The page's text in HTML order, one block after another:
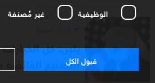
يلين: كل
التصنيع
الوظيفية غير مُصنفة
قبول الكل